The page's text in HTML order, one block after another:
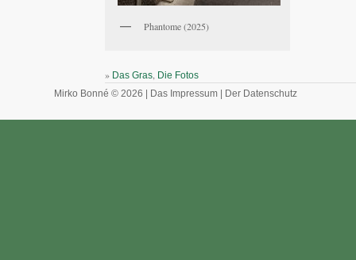
Phantome (2025)
» Das Gras, Die Fotos
Mirko Bonné © 2026 |
Das Impressum Der Datenschutz